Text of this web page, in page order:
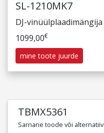
SL-1210MK7
DJ-vinüülplaadimängija
1099,00€
mine toote juurde
TBMX5361
Sarnane toode või alternatiiv